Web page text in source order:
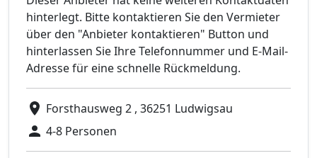
hinterlegt. Bitte kontaktieren Sie den Vermieter
über den "Anbieter kontaktieren" Button und
hinterlassen Sie Ihre Telefonnummer und E-Mail-
Adresse für eine schnelle Rückmeldung.
Forsthausweg 2 , 36251 Ludwigsau
4-8 Personen